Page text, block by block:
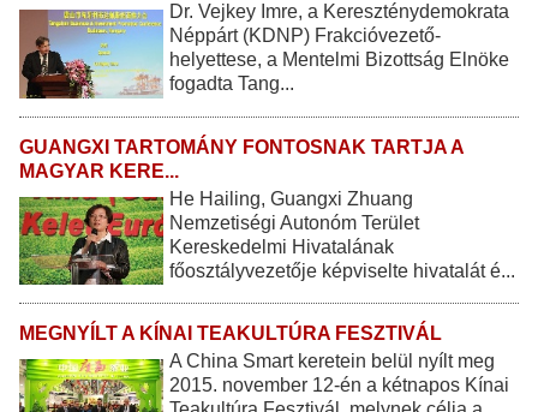
Dr. Vejkey Imre, a Kereszténydemokrata
Néppárt (KDNP) Frakcióvezető-
helyettese, a Mentelmi Bizottság Elnöke
fogadta Tang...
GUANGXI TARTOMÁNY FONTOSNAK TARTJA A
MAGYAR KERE...
He Hailing, Guangxi Zhuang
Nemzetiségi Autonóm Terület
Kereskedelmi Hivatalának
főosztályvezetője képviselte hivatalát é...
MEGNYÍLT A KÍNAI TEAKULTÚRA FESZTIVÁL
A China Smart keretein belül nyílt meg
2015. november 12-én a kétnapos Kínai